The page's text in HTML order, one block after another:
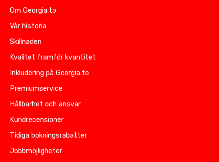
Om Georgia.to
Vår historia
Skillnaden
Kvalitet framför kvantitet
Inkludering på Georgia.to
Premiumservice
Hållbarhet och ansvar
Kundrecensioner
Tidiga bokningsrabatter
Jobbmöjligheter